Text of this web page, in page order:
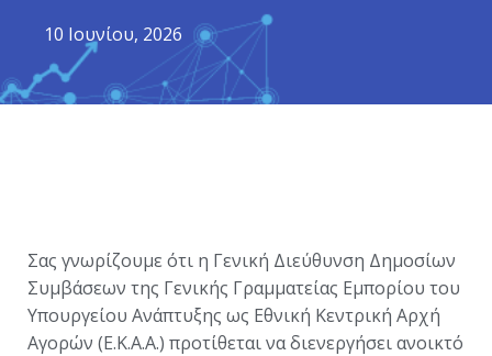
10 Ιουνίου, 2026
Σας γνωρίζουμε ότι η Γενική Διεύθυνση Δημοσίων
Συμβάσεων της Γενικής Γραμματείας Εμπορίου του
Υπουργείου Ανάπτυξης ως Εθνική Κεντρική Αρχή
Αγορών (Ε.Κ.Α.Α.) προτίθεται να διενεργήσει ανοικτό